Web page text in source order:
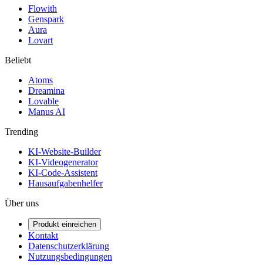
Flowith
Genspark
Aura
Lovart
Beliebt
Atoms
Dreamina
Lovable
Manus AI
Trending
KI-Website-Builder
KI-Videogenerator
KI-Code-Assistent
Hausaufgabenhelfer
Über uns
Produkt einreichen
Kontakt
Datenschutzerklärung
Nutzungsbedingungen